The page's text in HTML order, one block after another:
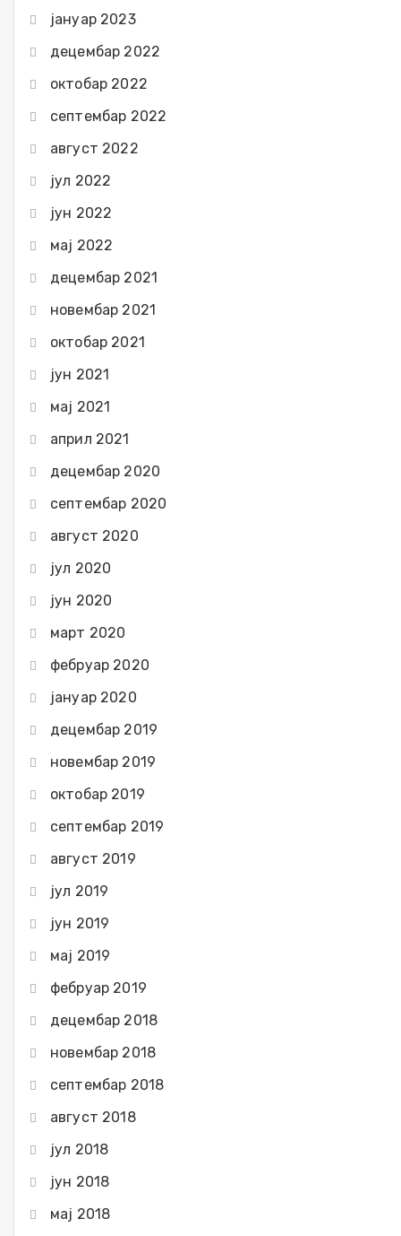
јануар 2023
децембар 2022
октобар 2022
септембар 2022
август 2022
јул 2022
јун 2022
мај 2022
децембар 2021
новембар 2021
октобар 2021
јун 2021
мај 2021
април 2021
децембар 2020
септембар 2020
август 2020
јул 2020
јун 2020
март 2020
фебруар 2020
јануар 2020
децембар 2019
новембар 2019
октобар 2019
септембар 2019
август 2019
јул 2019
јун 2019
мај 2019
фебруар 2019
децембар 2018
новембар 2018
септембар 2018
август 2018
јул 2018
јун 2018
мај 2018